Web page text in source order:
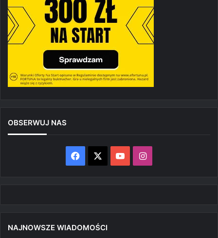
OBSERWUJ NAS
Facebook YouTubeInstagram
NAJNOWSZE WIADOMOŚCI